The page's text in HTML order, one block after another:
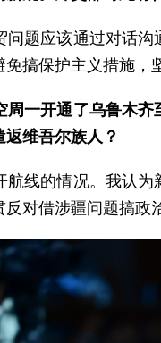
问题应该通过对话
搞保护主义措施
周一开通了乌鲁木
维吾尔族人？
航线的情况。我认
对借涉疆问题搞政